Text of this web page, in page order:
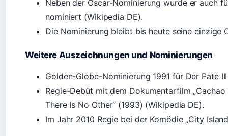
Neben der Oscar-Nominierung wurde er auch
nominiert (Wikipedia DE).
Die Nominierung bleibt bis heute seine einzige
Weitere Auszeichnungen und Nominierungen
Golden-Globe-Nominierung 1991 für Der Pate
Regie-Debüt mit dem Dokumentarfilm
There Is No Other“ (1993) (Wikipedia DE).
Im Jahr 2010 Regie bei der Komödie „City